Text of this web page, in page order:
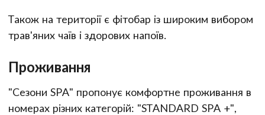
Також на території є фітобар із широким вибором
трав'яних чаїв і здорових напоїв.
Проживання
"Сезони SPA" пропонує комфортне проживання в
номерах різних категорій: "STANDARD SPA +",